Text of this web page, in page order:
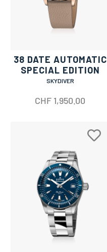
38 DATE AUTOMATIC
SPECIAL EDITION
SKYDIVER
CHF 1,950.00